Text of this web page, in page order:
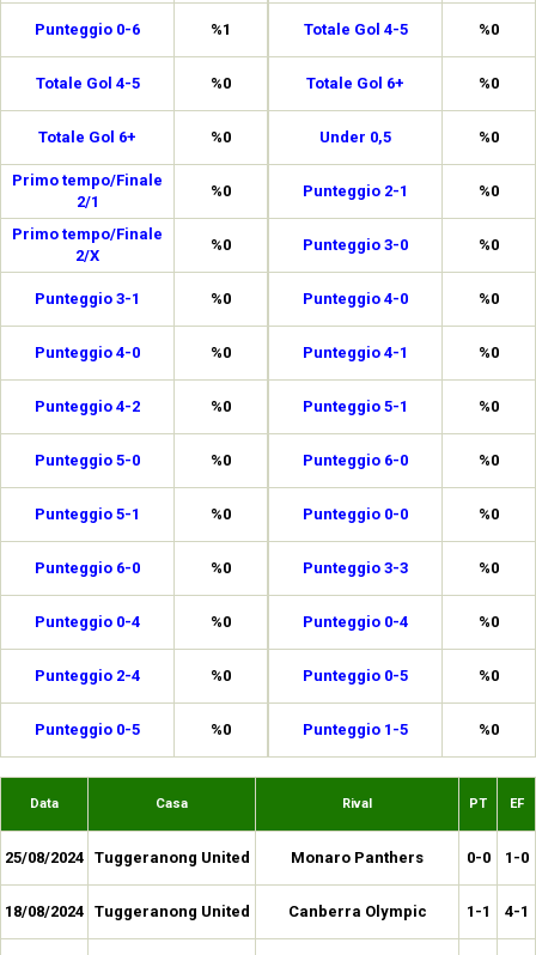
Punteggio 0-6 %1
Totale Gol 4-5 %0
Totale Gol 6+ %0
Primo tempo/Finale
2/1
%0
Primo tempo/Finale
2/X
%0
Punteggio 3-1 %0
Punteggio 4-0 %0
Punteggio 4-2 %0
Punteggio 5-0 %0
Punteggio 5-1 %0
Punteggio 6-0 %0
Punteggio 0-4 %0
Punteggio 2-4 %0
Punteggio 0-5 %0
Totale Gol 4-5 %0
Totale Gol 6+ %0
Under 0,5 %0
Punteggio 2-1 %0
Punteggio 3-0 %0
Punteggio 4-0 %0
Punteggio 4-1 %0
Punteggio 5-1 %0
Punteggio 6-0 %0
Punteggio 0-0 %0
Punteggio 3-3 %0
Punteggio 0-4 %0
Punteggio 0-5 %0
Punteggio 1-5 %0
Data Casa Rival PT EF
25/08/2024 Tuggeranong United Monaro Panthers 0-0 1-0
18/08/2024 Tuggeranong United Canberra Olympic 1-1 4-1